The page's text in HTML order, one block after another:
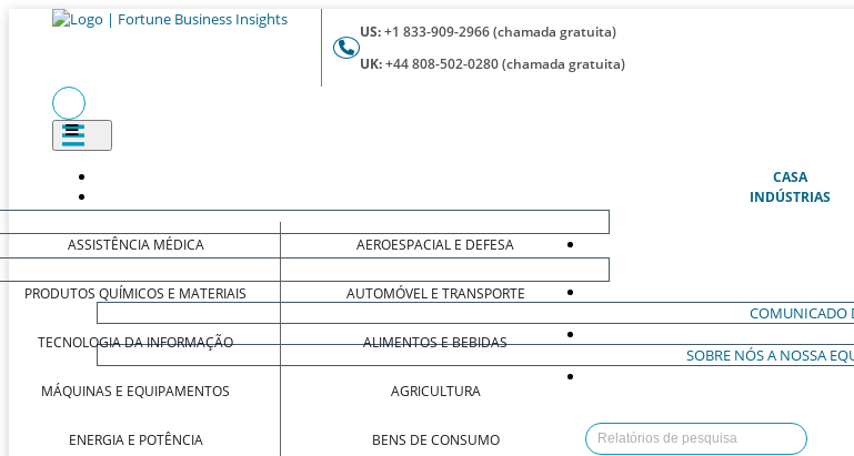
US:+1 833-909-2966 (chamada gratuita)
UK:+44 808-502-0280 (chamada gratuita)
CASA(ATUAL)
INDÚSTRIAS
ASSISTÊNCIA MÉDICA
PRODUTOS QUÍMICOS E MATERIAIS
TECNOLOGIA DA INFORMAÇÃO
MÁQUINAS E EQUIPAMENTOS
ENERGIA E POTÊNCIA
AEROESPACIAL E DEFESA
AUTOMÓVEL E TRANSPORTE
ALIMENTOS E BEBIDAS
AGRICULTURA
BENS DE CONSUMO
COMUNICADO
SOBRE NÓSA NOSSA